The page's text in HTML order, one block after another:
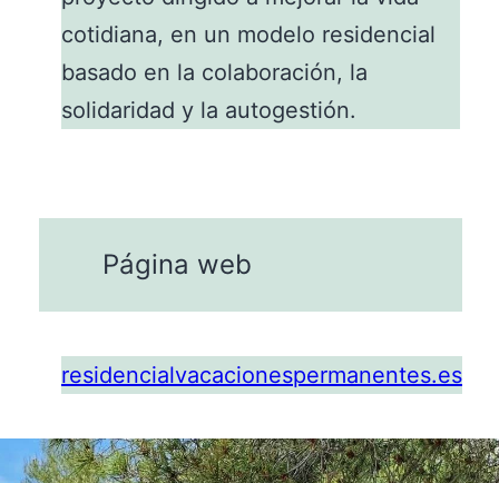
cotidiana, en un modelo residencial
basado en la colaboración, la
solidaridad y la autogestión.
Página web
residencialvacacionespermanentes.es